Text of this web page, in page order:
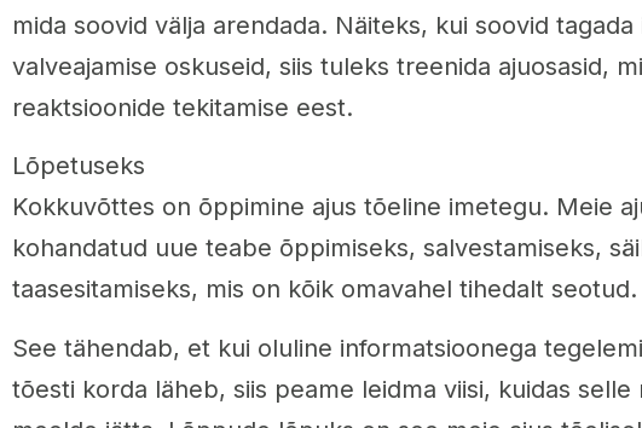
mida soovid välja arendada. Näiteks, kui soovid tagada
valveajamise oskuseid, siis tuleks treenida ajuosasid,
reaktsioonide tekitamise eest.
Lõpetuseks
Kokkuvõttes on õppimine ajus tõeline imetegu. Meie
kohandatud uue teabe õppimiseks, salvestamiseks,
taasesitamiseks, mis on kõik omavahel tihedalt seotud.
See tähendab, et kui oluline informatsioonega
tõesti korda läheb, siis peame leidma viisi, kuidas selle